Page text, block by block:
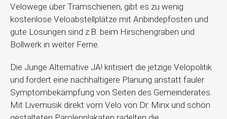
Velowege über Tramschienen, gibt es zu wenig
kostenlose Veloabstellplätze mit Anbindepfosten und
gute Lösungen sind z.B. beim Hirschengraben und
Bollwerk in weiter Ferne.
Die Junge Alternative JA! kritisiert die jetzige Velopolitik
und fordert eine nachhaltigere Planung anstatt fauler
Symptombekämpfung von Seiten des Gemeinderates.
Mit Livemusik direkt vom Velo von Dr. Minx und schön